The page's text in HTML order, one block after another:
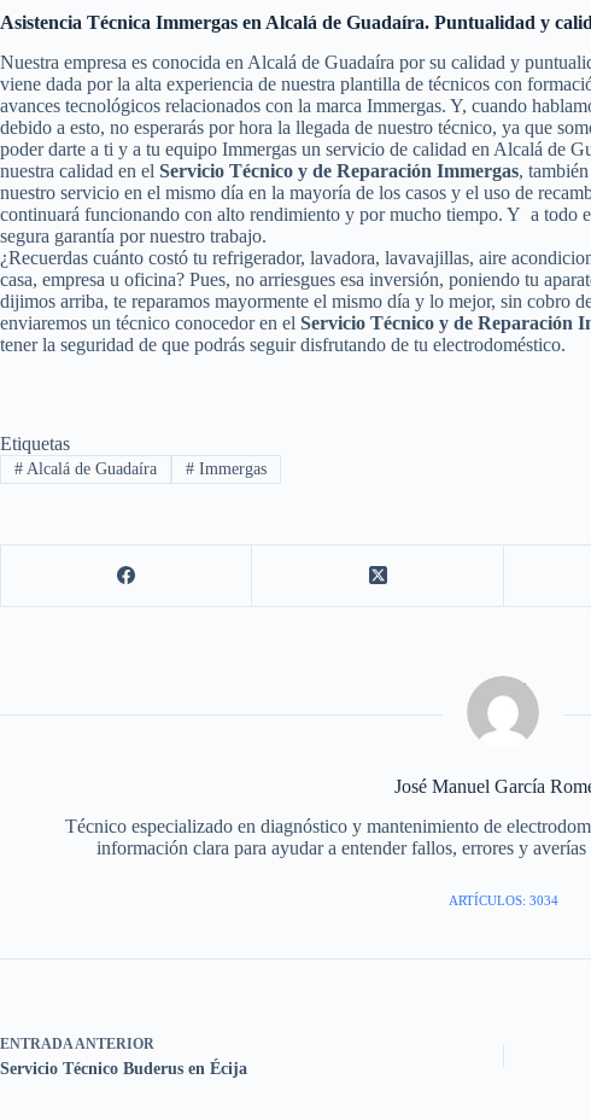
Asistencia Técnica Immergas en Alcalá de Guadaíra. Puntualidad y
Nuestra empresa es conocida en Alcalá de Guadaíra por su calidad y
viene dada por la alta experiencia de nuestra plantilla de técnicos con
avances tecnológicos relacionados con la marca Immergas. Y, cuando
debido a esto, no esperarás por hora la llegada de nuestro técnico, ya que
poder darte a ti y a tu equipo Immergas un servicio de calidad en Alcalá de
nuestra calidad en el Servicio Técnico y de Reparación Immergas,
nuestro servicio en el mismo día en la mayoría de los casos y el uso de
continuará funcionando con alto rendimiento y por mucho tiempo. Y a todo
segura garantía por nuestro trabajo.
¿Recuerdas cuánto costó tu refrigerador, lavadora, lavavajillas, aire
casa, empresa u oficina? Pues, no arriesgues esa inversión, poniendo tu
dijimos arriba, te reparamos mayormente el mismo día y lo mejor, sin cobro
enviaremos un técnico conocedor en el Servicio Técnico y de Reparación
tener la seguridad de que podrás seguir disfrutando de tu electrodoméstico.
Etiquetas
#Alcalá de Guadaíra #Immergas
José Manuel García
Técnico especializado en diagnóstico y mantenimiento de
información clara para ayudar a entender fallos, errores y
ARTÍCULOS: 3034
ENTRADA ANTERIOR
Servicio Técnico Buderus en Écija